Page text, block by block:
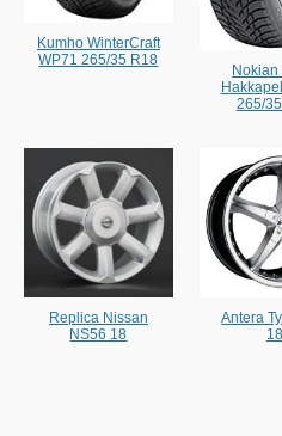
Kumho WinterCraft
WP71 265/35 R18
Nokian
265/
Replica Nissan
NS56 18
Antera
18